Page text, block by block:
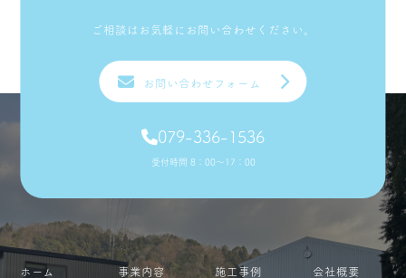
ご相談はお気軽にお問い合わせください。
お問い合わせフォーム
079-336-1536
受付時間 8：00〜17：00
ホーム 事業内容 施工事例 会社概要